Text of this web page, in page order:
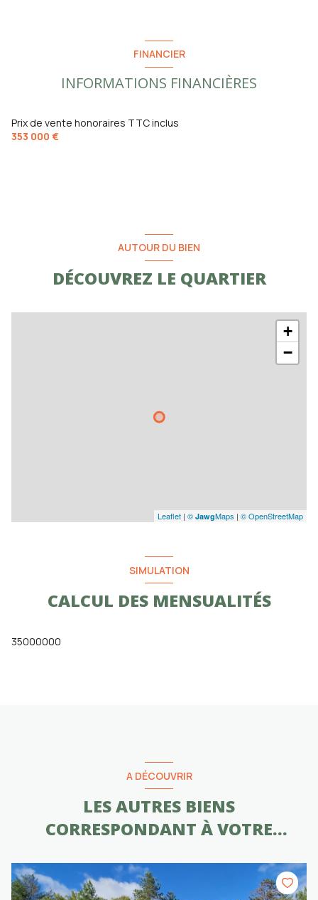
FINANCIER
INFORMATIONS FINANCIÈRES
Prix de vente honoraires TTC inclus
353 000 €
AUTOUR DU BIEN
DÉCOUVREZ LE QUARTIER
+
−
Leaflet | © JawgMaps | © OpenStreetMap
SIMULATION
CALCUL DES MENSUALITÉS
35000000
A DÉCOUVRIR
LES AUTRES BIENS
CORRESPONDANT À VOTRE